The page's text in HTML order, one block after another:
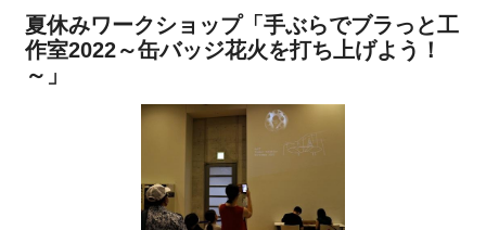
夏休みワークショップ「手ぶらでブラっと工
作室2022～缶バッジ花火を打ち上げよう！
～」